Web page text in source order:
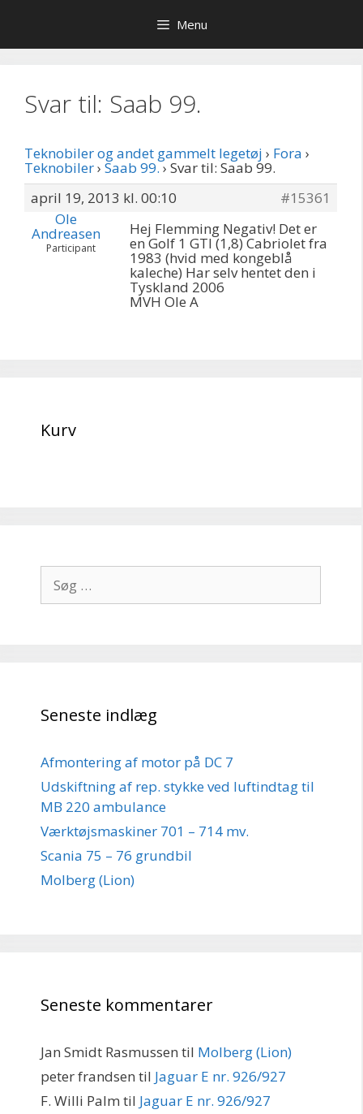
indhold
Menu
Svar til: Saab 99.
Teknobiler og andet gammelt legetøj › Fora ›
Teknobiler› Saab 99.› Svar til: Saab 99.
april 19, 2013 kl. 00:10
#15361
Ole
Andreasen
Participant
Hej Flemming Negativ! Det er
en Golf 1 GTI (1,8) Cabriolet fra
1983 (hvid med kongeblå
kaleche) Har selv hentet den i
Tyskland 2006
MVH Ole A
Kurv
efter:
Seneste indlæg
Afmontering af motor på DC 7
Udskiftning af rep. stykke ved luftindtag til
MB 220 ambulance
Værktøjsmaskiner 701 – 714 mv.
Scania 75 – 76 grundbil
Molberg (Lion)
Seneste kommentarer
Jan Smidt Rasmussen til Molberg (Lion)
peter frandsen til Jaguar E nr. 926/927
F. Willi Palm til Jaguar E nr. 926/927